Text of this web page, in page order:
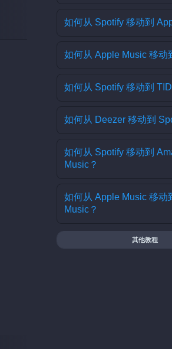
如何从 Spotify 移动到
如何从 Apple Music 移动
如何从 Spotify 移动到
如何从 Deezer 移动到
如何从 Spotify 移动到
Music？
如何从 Apple Music 移动
Music？
其他教程